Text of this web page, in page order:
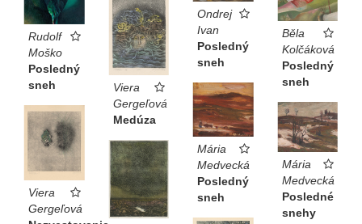
Rudolf
Moško
Posledný
sneh
Viera
Gergeľová
Medúza
Ondrej
Ivan
Posledný
sneh
Běla
Kolčáková
Posledný
sneh
Mária
Medvecká
Posledný
sneh
Mária
Medvecká
Posledné
snehy
Viera
Gergeľová